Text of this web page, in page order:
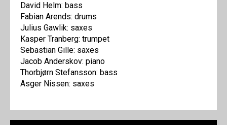
David Helm: bass
Fabian Arends: drums
Julius Gawlik: saxes
Kasper Tranberg: trumpet
Sebastian Gille: saxes
Jacob Anderskov: piano
Thorbjørn Stefansson: bass
Asger Nissen: saxes